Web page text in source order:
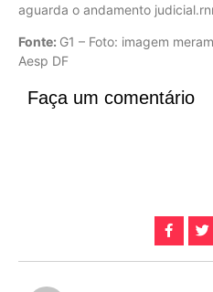
aguarda o andamento
Fonte: G1 – Foto: imagem
Aesp DF
Faça um comentário